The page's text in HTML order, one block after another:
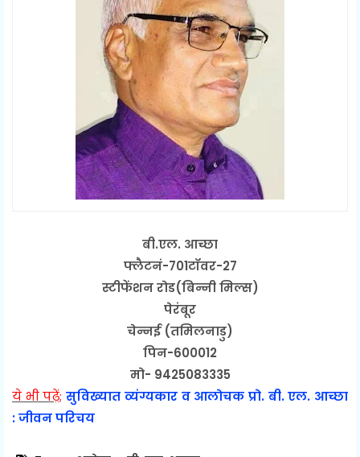
बी.एल. आच्छा
फ्लैटनं-701टॉवर-27
स्टीफेंशन रोड(बिन्नी मिल्स)
पेरंबूर
चेन्नई (तमिलनाडु)
पिन-600012
मो- 9425083335
ये भी पढ़ें; सुविख्यात व्यंग्यकार व आलोचक प्रो. बी. एल. आच्छा
: जीवन परिचय